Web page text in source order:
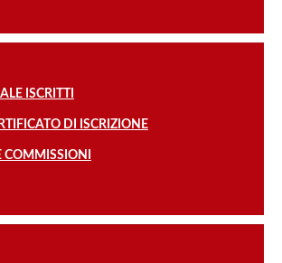
ISCRITTI
DI ISCRIZIONE
COMMISSIONI